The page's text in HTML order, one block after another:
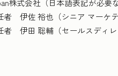
式会社（日本語表記が必要な
伊佐 裕也（シニア マーケテ
聡輔（セールスディレク